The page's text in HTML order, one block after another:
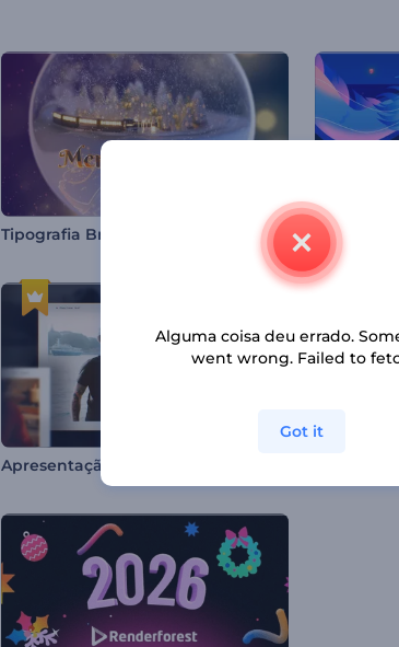
Tipografia Brilhante de Natal
Cartão
Alguma coisa deu errado.
went wrong. Failed to
Got it